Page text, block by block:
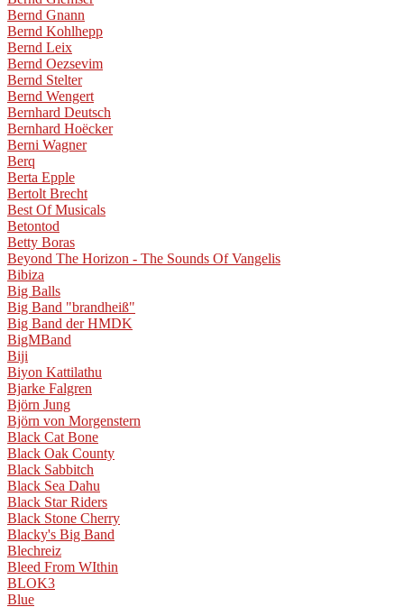
Bernd Gnann
Bernd Kohlhepp
Bernd Leix
Bernd Oezsevim
Bernd Stelter
Bernd Wengert
Bernhard Deutsch
Bernhard Hoëcker
Berni Wagner
Berq
Berta Epple
Bertolt Brecht
Best Of Musicals
Betontod
Betty Boras
Beyond The Horizon - The Sounds Of Vangelis
Bibiza
Big Balls
Big Band "brandheiß"
Big Band der HMDK
BigMBand
Biji
Biyon Kattilathu
Bjarke Falgren
Björn Jung
Björn von Morgenstern
Black Cat Bone
Black Oak County
Black Sabbitch
Black Sea Dahu
Black Star Riders
Black Stone Cherry
Blacky's Big Band
Blechreiz
Bleed From WIthin
BLOK3
Blue